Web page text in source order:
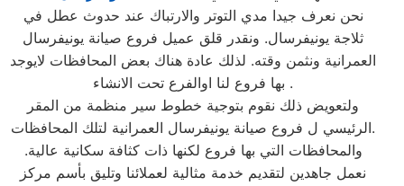
نحن نعرف جيدا مدي التوتر والارتباك عند حدوث عطل في
ثلاجة يونيفرسال. ونقدر قلق عميل فروع صيانة يونيفرسال
العمرانية ونثمن وقته. لذلك عادة هناك بعض المحافظات لايوجد
بها فروع لنا اوالفرع تحت الانشاء .
ولتعويض ذلك نقوم بتوجية خطوط سير منظمة من المقر
الرئيسي ل فروع صيانة يونيفرسال العمرانية لتلك المحافظات.
والمحافظات التي بها فروع لكنها ذات كثافة سكانية عالية.
نعمل جاهدين لتقديم خدمة مثالية لعملائنا وتليق بأسم مركز